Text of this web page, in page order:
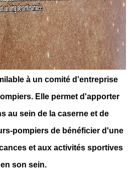
à un comité d'entreprise
Elle permet d'apporter
au sein de la caserne et de
pompiers de bénéficier d'une
et aux activités sportives
en son sein.